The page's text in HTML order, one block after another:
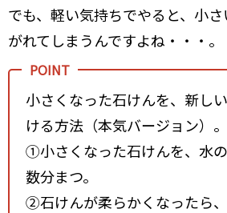
でも、軽い気持ちでやると、小
がれてしまうんですよね・・・。
小さくなった石けんを、新し
ける方法（本気バージョン）。
➀小さくなった石けんを、水
数分まつ。
②石けんが柔らかくなったら